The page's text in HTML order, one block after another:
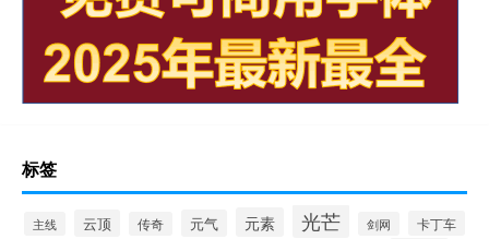
标签
主线 云顶 传奇 元气 元素 光芒 剑网 卡丁车